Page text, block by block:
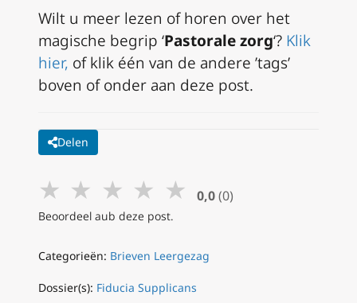
Wilt u meer lezen of horen over het
magische begrip ‘Pastorale zorg‘? Klik
hier, of klik één van de andere ’tags’
boven of onder aan deze post.
Delen
★ ★ ★ ★ ★ 0,0 (0)
Beoordeel aub deze post.
Categorieën: Brieven Leergezag
Dossier(s): Fiducia Supplicans